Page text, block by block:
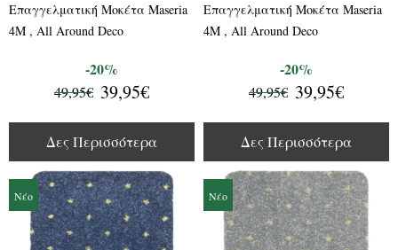
Επαγγελματική Μοκέτα Maseria
4M , All Around Deco
49,95€ 39,95€
-20%
Δες Περισσότερα
Επαγγελματική Μοκέτα Maseria
4M , All Around Deco
49,95€ 39,95€
-20%
Δες Περισσότερα
Νέο Νέο